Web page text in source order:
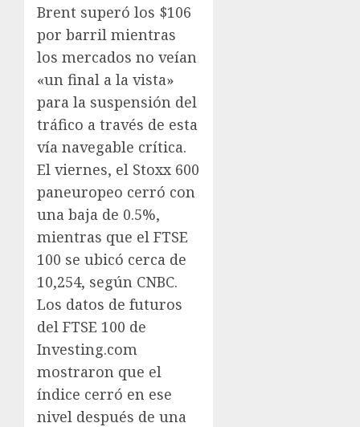
Brent superó los $106
por barril mientras
los mercados no veían
«un final a la vista»
para la suspensión del
tráfico a través de esta
vía navegable crítica.
El viernes, el Stoxx 600
paneuropeo cerró con
una baja de 0.5%,
mientras que el FTSE
100 se ubicó cerca de
10,254, según CNBC.
Los datos de futuros
del FTSE 100 de
Investing.com
mostraron que el
índice cerró en ese
nivel después de una